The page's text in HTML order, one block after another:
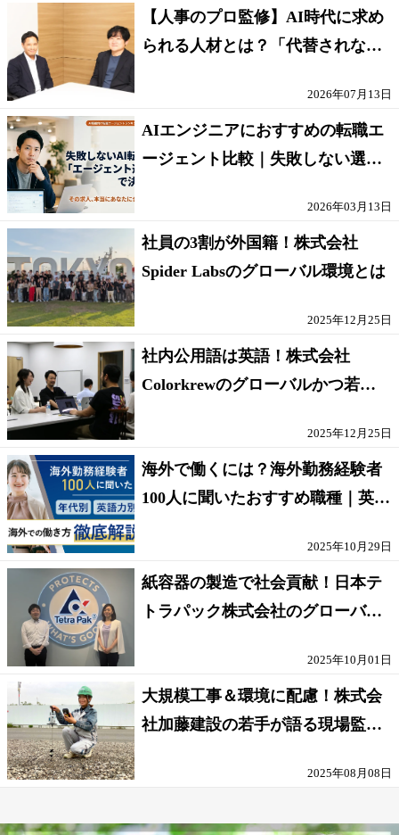
【人事のプロ監修】AI時代に求め
られる人材とは？「代替されない
2026年07月13日
AIエンジニアにおすすめの転職エ
ージェント比較｜失敗しない選び
2026年03月13日
社員の3割が外国籍！株式会社
Spider Labsのグローバル環境とは
2025年12月25日
社内公用語は英語！株式会社
Colorkrewのグローバルかつ若手
2025年12月25日
海外で働くには？海外勤務経験者
100人に聞いたおすすめ職種｜英語
2025年10月29日
紙容器の製造で社会貢献！日本テ
トラパック株式会社のグローバル
2025年10月01日
大規模工事＆環境に配慮！株式会
社加藤建設の若手が語る現場監督
2025年08月08日